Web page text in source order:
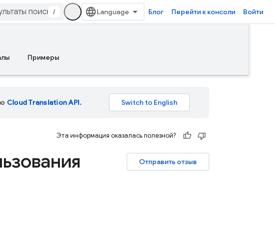
/ Блог Перейти к консоли Войти
Примеры
Cloud Translation API.
Эта информация оказалась полезной?
Отправить отзыв